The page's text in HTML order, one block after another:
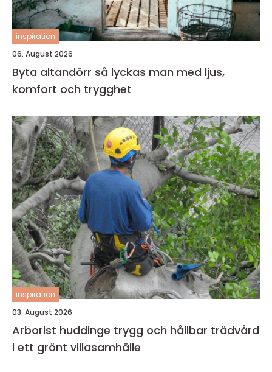
inspiration
06. August 2026
Byta altandörr så lyckas man med ljus,
komfort och trygghet
inspiration
03. August 2026
Arborist huddinge trygg och hållbar trädvård
i ett grönt villasamhälle